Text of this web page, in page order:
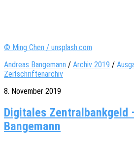
© Ming Chen / unsplash.com
Andreas Bangemann / Archiv 2019 /
Zeitschriftenarchiv
8. November 2019
Digitales Zentralbankgeld
Bangemann